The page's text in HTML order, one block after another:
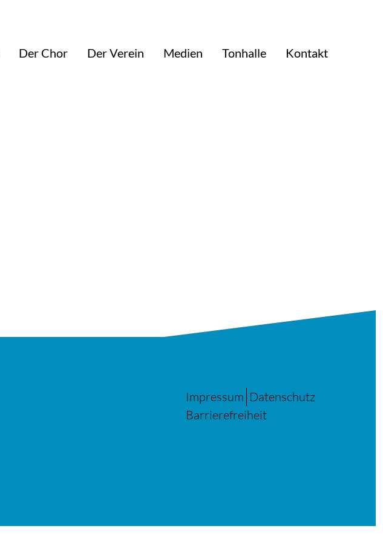
Der Chor Der Verein Medien Tonhalle
Kontakt
Impressum Datenschutz
Barrierefreiheit